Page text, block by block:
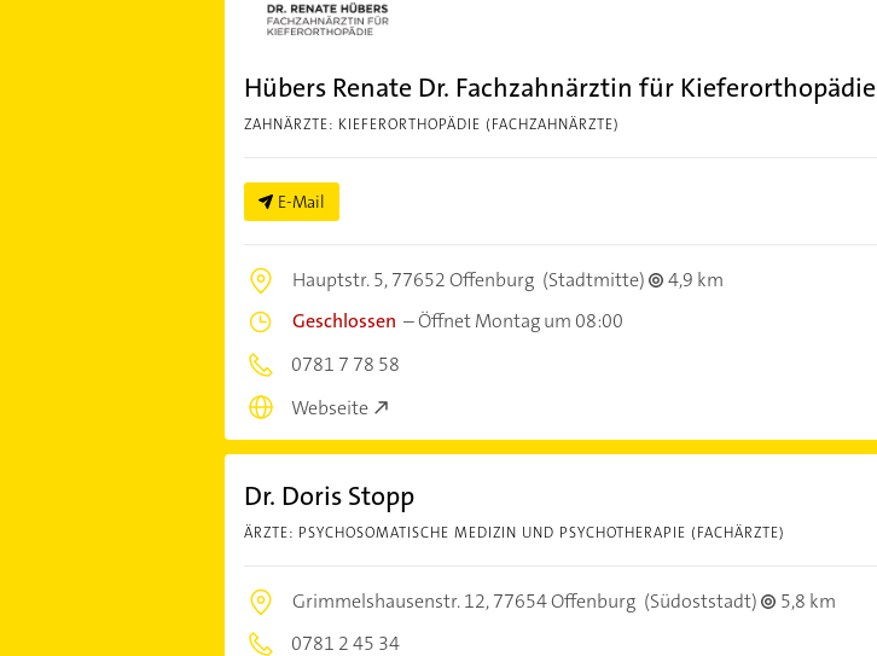
Hübers Renate Dr. Fachzahnärztin für Kieferorthopädie
ZAHNÄRZTE: KIEFERORTHOPÄDIE (FACHZAHNÄRZTE)
E-Mail
Hauptstr. 5,77652 Offenburg (Stadtmitte)
4,9 km
Geschlossen –Öffnet Montag um 08:00
0781 7 78 58
Webseite
Dr. Doris Stopp
ÄRZTE: PSYCHOSOMATISCHE MEDIZIN UND PSYCHOTHERAPIE (FACHÄRZTE)
Grimmelshausenstr. 12,77654 Offenburg (Südoststadt)
5,8 km
0781 2 45 34